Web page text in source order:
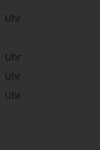
Uhr
Uhr
Uhr
Uhr